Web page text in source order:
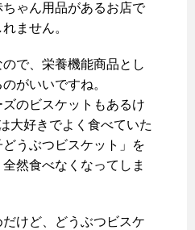
ゃん用品があるお店で
ません。
で、栄養機能商品とし
がいいですね。
のビスケットもあるけ
大好きでよく食べていた
うぶつビスケット」を
然食べなくなってしま
けど、どうぶつビスケ